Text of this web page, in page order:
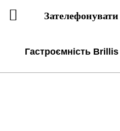
Гастроємність
Зателефонувати